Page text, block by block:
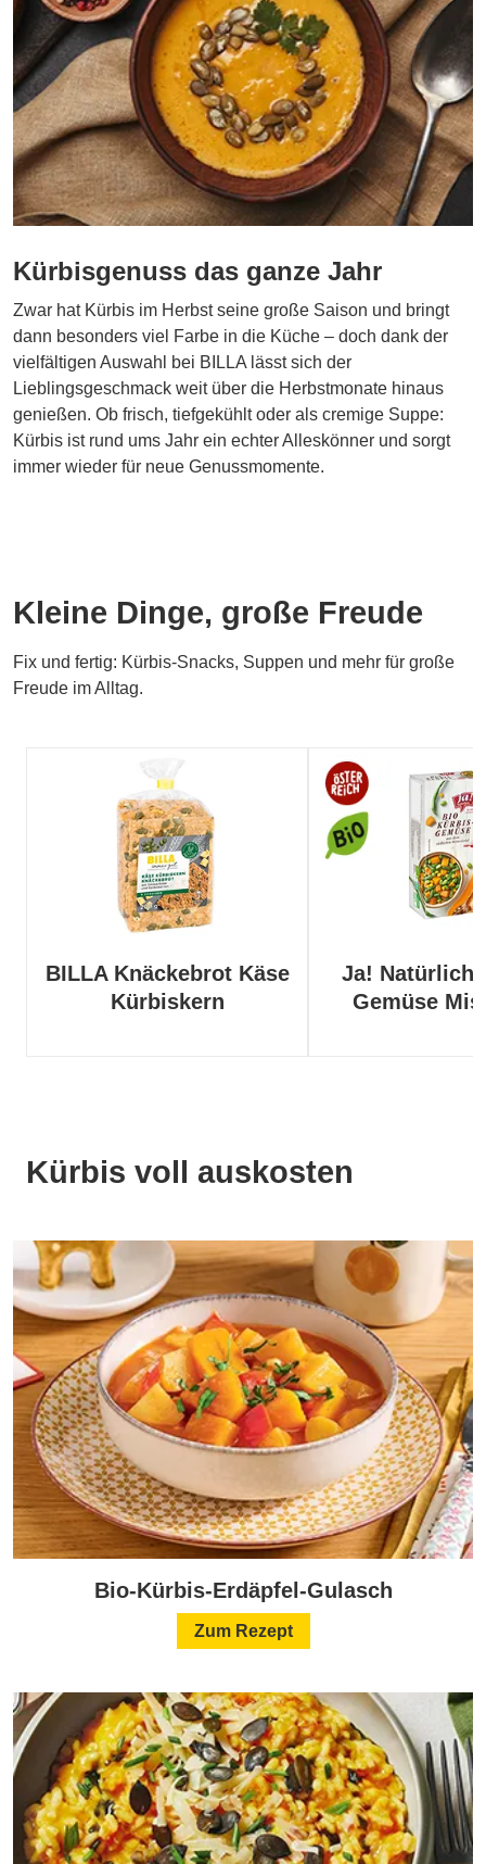
Kürbisgenuss das ganze Jahr
Zwar hat Kürbis im Herbst seine große Saison und bringt
dann besonders viel Farbe in die Küche – doch dank der
vielfältigen Auswahl bei BILLA lässt sich der
Lieblingsgeschmack weit über die Herbstmonate hinaus
genießen. Ob frisch, tiefgekühlt oder als cremige Suppe:
Kürbis ist rund ums Jahr ein echter Alleskönner und sorgt
immer wieder für neue Genussmomente.
Kleine Dinge, große Freude
Fix und fertig: Kürbis-Snacks, Suppen und mehr für große
Freude im Alltag.
BILLA Knäckebrot Käse
Kürbiskern
Ja! Natürlich
Gemüse
Kürbis voll auskosten
Bio-Kürbis-Erdäpfel-Gulasch
Zum Rezept